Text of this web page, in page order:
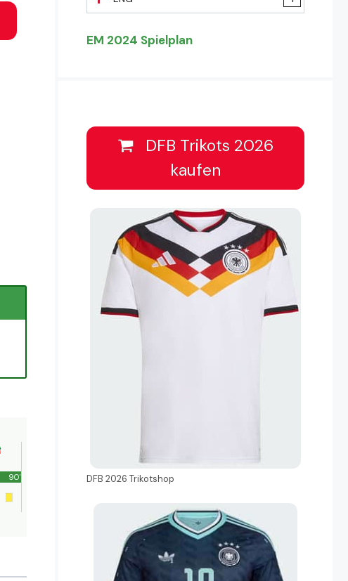
90'
EM 2024 Spielplan
DFB Trikots 2026
kaufen
DFB 2026 Trikotshop